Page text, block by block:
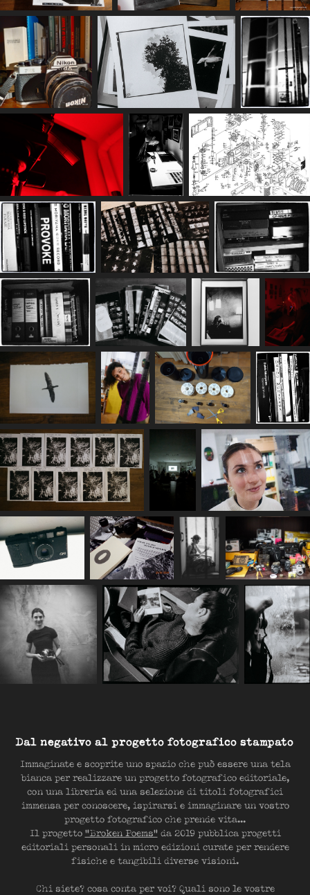
Dal negativo al progetto fotografico stampato
Immaginate e scoprite uno spazio che può essere una tela
bianca per realizzare un progetto fotografico editoriale,
con una libreria ed una selezione di titoli fotografici
immensa per conoscere, ispirarsi e immaginare un vostro
progetto fotografico che prende vita...
Il progetto "Broken Poems"da 2019 pubblica progetti
editoriali personali in micro edizioni curate per rendere
fisiche e tangibili diverse visioni.
Chi siete? cosa conta per voi? Quali sono le vostre